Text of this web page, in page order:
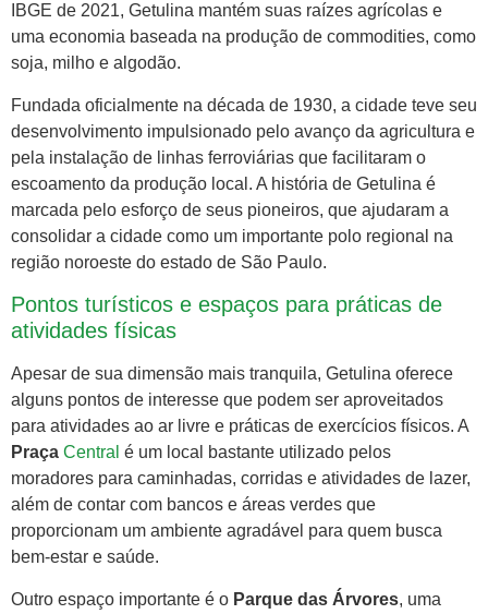
IBGE de 2021, Getulina mantém suas raízes agrícolas e
uma economia baseada na produção de commodities, como
soja, milho e algodão.
Fundada oficialmente na década de 1930, a cidade teve seu
desenvolvimento impulsionado pelo avanço da agricultura e
pela instalação de linhas ferroviárias que facilitaram o
escoamento da produção local. A história de Getulina é
marcada pelo esforço de seus pioneiros, que ajudaram a
consolidar a cidade como um importante polo regional na
região noroeste do estado de São Paulo.
Pontos turísticos e espaços para práticas de
atividades físicas
Apesar de sua dimensão mais tranquila, Getulina oferece
alguns pontos de interesse que podem ser aproveitados
para atividades ao ar livre e práticas de exercícios físicos. A
Praça Central é um local bastante utilizado pelos
moradores para caminhadas, corridas e atividades de lazer,
além de contar com bancos e áreas verdes que
proporcionam um ambiente agradável para quem busca
bem-estar e saúde.
Outro espaço importante é o Parque das Árvores, uma